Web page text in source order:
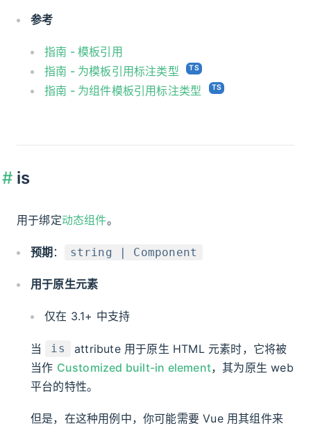
参考
指南 - 模板引用
指南 - 为模板引用标注类型
指南 - 为组件模板引用标注类型
is
用于绑定动态组件。
预期： string | Component
用于原生元素
仅在 3.1+ 中支持
当 is
attribute 用于原生 HTML 元素时，它将被
当作 Customized built-in element，其为原生 web
平台的特性。
但是，在这种用例中，你可能需要 Vue 用其组件来